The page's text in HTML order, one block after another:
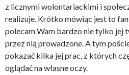
z licznymi wolontariackimi i
realizuje. Krótko mówiąc jest to
polecam Wam bardzo nie tylko jej
przez nią prowadzone. A tym
pokazać kilka jej prac, z których
oglądać na własne oczy.